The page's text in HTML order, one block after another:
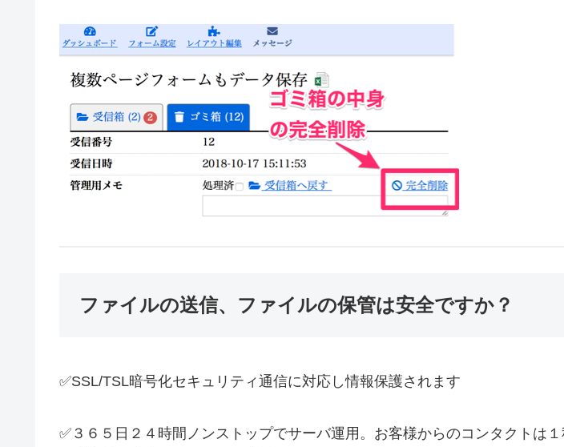
ファイルの送信、ファイルの保管は安全ですか？
✅SSL/TSL暗号化セキュリティ通信に対応し情報保護されます
✅３６５日２４時間ノンストップでサーバ運用。お客様からのコンタクトは